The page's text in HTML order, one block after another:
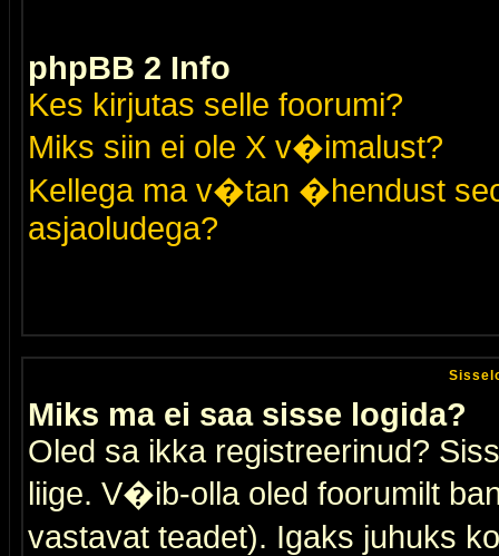
phpBB 2 Info
Kes kirjutas selle foorumi?
Miks siin ei ole X v�imalust?
Kellega ma v�tan �hendust
asjaoludega?
Miks ma ei saa sisse logida?
Oled sa ikka registreerinud?
liige. V�ib-olla oled foorumilt
vastavat teadet). Igaks juhuks